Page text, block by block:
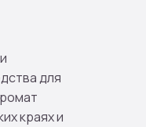
для
краях и